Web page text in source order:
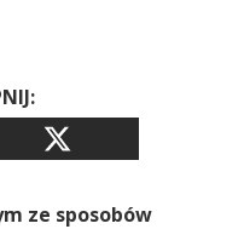
ze sposobów